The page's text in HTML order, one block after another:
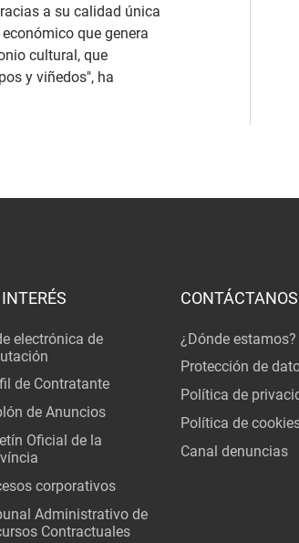
a su calidad única
que genera
cultural, que
y viñedos", ha
electrónica de
de Contratante
de Anuncios
Oficial de la
corporativos
Administrativo de
Contractuales
CONTÁCTANOS
¿Dónde estamos?
Protección de
Política de
Política de
Canal denuncias